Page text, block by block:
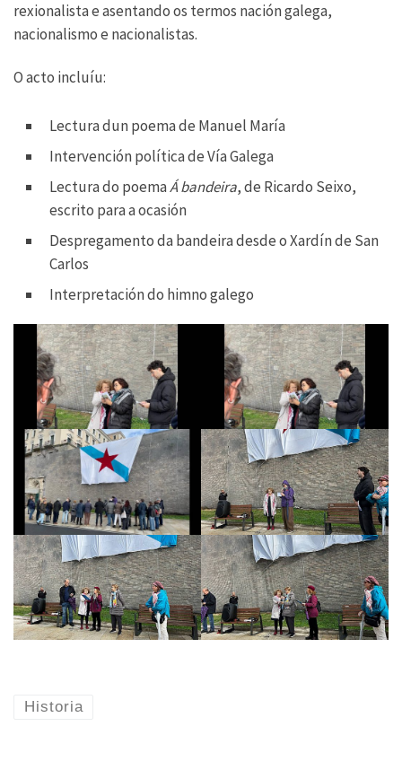
rexionalista e asentando os termos nación galega,
nacionalismo e nacionalistas.
O acto incluíu:
Lectura dun poema de Manuel María
Intervención política de Vía Galega
Lectura do poemaÁ bandeira, de Ricardo Seixo,
escrito para a ocasión
Despregamento da bandeira desde o Xardín de San
Carlos
Interpretación do himno galego
Historia